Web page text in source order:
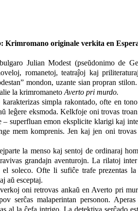
: Krimromano originale verkita en
Julian Modest (pseŭdonimo de
romanetoj, teatraĵoj kaj
mondon, uzante sian propran
la krimromanetoAverto pri murdo.
simpla rakontado, ofte en
leĝere eksmoda. Kelkfoje oni trovas
– superfluan emon eksplicite klarigi kaj
mem komprenis. Jen kaj jen oni
la menso kaj sentoj de ordinaraj
grandajn aventurojn. La rilatoj
soleco. Ofte li sufiĉe trafe prezentas
aŭ esceptaj.
oni retrovas ankaŭ en Averto pri
serĉas malaperintan personon.